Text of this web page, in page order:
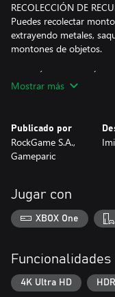
RECOLECCIÓN DE
Puedes recolectar
extrayendo metales,
montones de objetos.
MINERÍA Y CREACIÓN
Asciende al subsuelo
más.
CONSTRUIR Y DECORAR
vallas y diversas
sueños y sus alrededores.
GRANJA
criabas alpacas,
Mostrar más
Publicado por
RockGame S.A.,
Gameparic
Jugar con
XBOX One
Funcionalidades
4K Ultra HD